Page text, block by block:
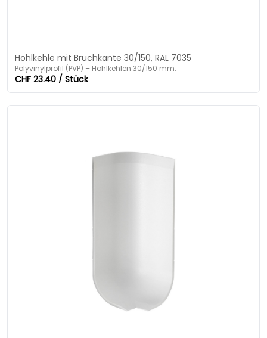
Hohlkehle mit Bruchkante 30/150, RAL 7035
Polyvinylprofil (PVP) – Hohlkehlen 30/150 mm.
CHF 23.40 / Stück